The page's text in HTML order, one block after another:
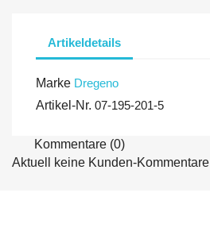
Artikeldetails
Marke Dregeno
Artikel-Nr. 07-195-201-5
Kommentare (0)
Aktuell keine Kunden-Kommentare